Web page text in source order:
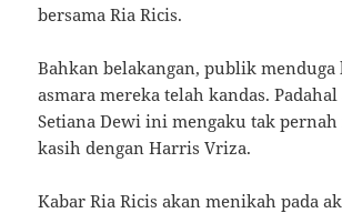
bersama Ria Ricis.
Bahkan belakangan, publik menduga
asmara mereka telah kandas.
Setiana Dewi ini mengaku tak pernah
kasih dengan Harris Vriza.
Kabar Ria Ricis akan menikah pada